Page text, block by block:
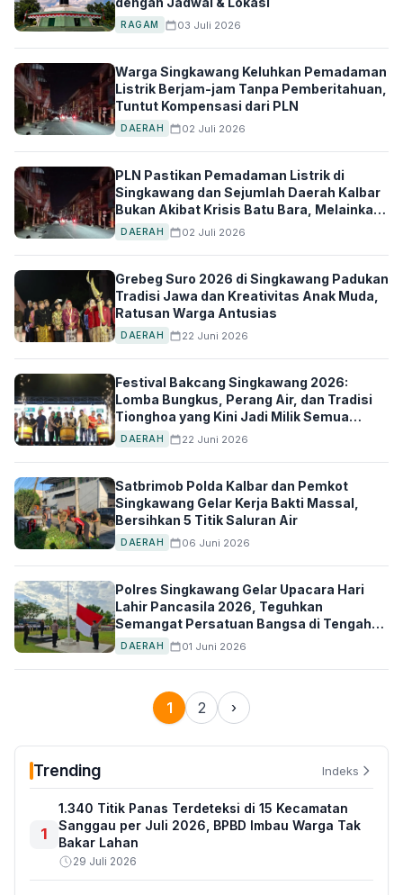
RAGAM 03 Juli 2026
Warga Singkawang Keluhkan Pemadaman
Listrik Berjam-jam Tanpa Pemberitahuan,
Tuntut Kompensasi dari PLN
DAERAH 02 Juli 2026
PLN Pastikan Pemadaman Listrik di
Singkawang dan Sejumlah Daerah Kalbar
Bukan Akibat Krisis Batu Bara, Melainkan
Gangguan Teknis
DAERAH 02 Juli 2026
Grebeg Suro 2026 di Singkawang Padukan
Tradisi Jawa dan Kreativitas Anak Muda,
Ratusan Warga Antusias
DAERAH 22 Juni 2026
Festival Bakcang Singkawang 2026:
Lomba Bungkus, Perang Air, dan Tradisi
Tionghoa yang Kini Jadi Milik Semua
Warga
DAERAH 22 Juni 2026
Satbrimob Polda Kalbar dan Pemkot
Singkawang Gelar Kerja Bakti Massal,
Bersihkan 5 Titik Saluran Air
DAERAH 06 Juni 2026
Polres Singkawang Gelar Upacara Hari
Lahir Pancasila 2026, Teguhkan
Semangat Persatuan Bangsa di Tengah
Keberagaman
DAERAH 01 Juni 2026
1 2 ›
Trending Indeks
1
1.340 Titik Panas Terdeteksi di 15 Kecamatan
Sanggau per Juli 2026, BPBD Imbau Warga Tak
Bakar Lahan
29 Juli 2026